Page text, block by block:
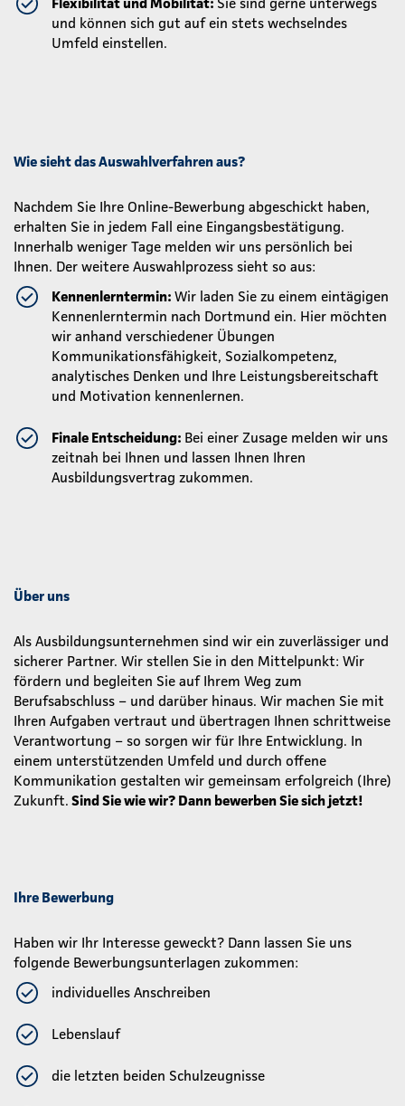
und können sich gut auf ein stets wechselndes
Umfeld einstellen.
Wie sieht das Auswahlverfahren aus?
Nachdem Sie Ihre Online-Bewerbung abgeschickt haben,
erhalten Sie in jedem Fall eine Eingangsbestätigung.
Innerhalb weniger Tage melden wir uns persönlich bei
Ihnen. Der weitere Auswahlprozess sieht so aus:
Kennenlerntermin: Wir laden Sie zu einem eintägigen
Kennenlerntermin nach Dortmund ein. Hier möchten
wir anhand verschiedener Übungen
Kommunikationsfähigkeit, Sozialkompetenz,
analytisches Denken und Ihre Leistungsbereitschaft
und Motivation kennenlernen.
Finale Entscheidung: Bei einer Zusage melden wir uns
zeitnah bei Ihnen und lassen Ihnen Ihren
Ausbildungsvertrag zukommen.
Über uns
Als Ausbildungsunternehmen sind wir ein zuverlässiger und
sicherer Partner. Wir stellen Sie in den Mittelpunkt: Wir
fördern und begleiten Sie auf Ihrem Weg zum
Berufsabschluss – und darüber hinaus. Wir machen Sie mit
Ihren Aufgaben vertraut und übertragen Ihnen schrittweise
Verantwortung – so sorgen wir für Ihre Entwicklung. In
einem unterstützenden Umfeld und durch offene
Kommunikation gestalten wir gemeinsam erfolgreich (Ihre)
Zukunft. Sind Sie wie wir? Dann bewerben Sie sich jetzt!
Ihre Bewerbung
Haben wir Ihr Interesse geweckt? Dann lassen Sie uns
folgende Bewerbungsunterlagen zukommen:
individuelles Anschreiben
Lebenslauf
die letzten beiden Schulzeugnisse